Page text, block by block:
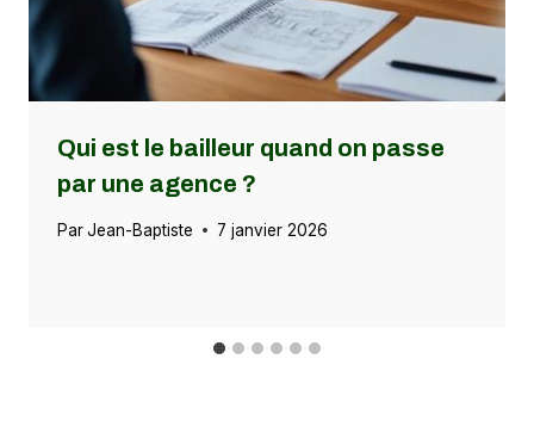
Qui est le bailleur quand on passe
par une agence ?
ParJean-Baptiste 7 janvier 2026